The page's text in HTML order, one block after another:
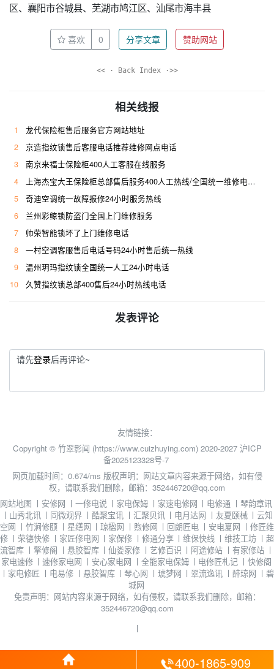
区、襄阳市谷城县、芜湖市鸠江区、汕尾市海丰县
喜欢 0 分享文章 赞助网站
<< · Back Index ·>>
相关线报
1
龙代保险柜售后服务官方网站地址
2
京造指纹锁售后客服电话推荐维修网点电话
3
南京来福士保险柜400人工客服在线服务
4
上海杰宝大王保险柜总部售后服务400人工热线/全国统一维修电话是多少
5
奇迪空调统一故障报修24小时服务热线
6
兰州彩鲸锁防盗门全国上门维修服务
7
帅荣智能锁坏了上门维修电话
8
一村空调客服售后电话号码24小时售后统一热线
9
温州玥玛指纹锁全国统一人工24小时电话
10
久赞指纹锁总部400售后24小时热线电话
发表评论
请先登录后再评论~
友情链接：
Copyright © 竹翠影闻 (https://www.cuizhuying.com) 2020-2027 沪ICP
备2025123328号-7
网页加载时间：0.674/ms 版权声明：网站文章内容来源于网络，如有侵
权，请联系我们删除，邮箱：352446720@qq.com
网站地图 丨 安修网 丨 一修电说 丨 家电保姆 丨 家速电修网 丨 电修通 丨琴韵章讯
丨 山秀北讯 丨 同微观界 丨 酷聚宝讯 丨 汇聚贝讯 丨 电月达网 丨 友夏颐械 丨云知
空网 丨 竹涧修颐 丨 星缮网 丨琼楹网 丨 煦修网 丨 回朗匠电 丨 安电夏网 丨 修匠维
修 丨 荣德快修 丨 家匠修电网 丨 家保修 丨 修通分享 丨维保快线 丨维技工坊 丨 超
流智库 丨 擎修阁 丨 悬胶智库 丨仙娄家修 丨 艺修百识 丨 阿途修站 丨 有家修站 丨
家电速修 丨 速修家电网 丨 安心家电网 丨 全能家电保姆 丨 电修匠札记 丨 快修阁
丨 家电修匠 丨 电易修 丨 悬胶智库 丨琴心网 丨 琥梦网 丨翠流逸讯 丨醉琼网 丨 碧
城网
免责声明：网站内容来源于网络，如有侵权，请联系我们删除，邮箱：
352446720@qq.com
丨
400-1865-909